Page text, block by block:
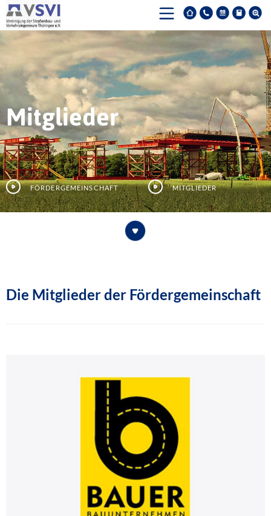
Mitglieder
Fördergemeinschaft Mitglieder
Die Mitglieder der Fördergemeinschaft